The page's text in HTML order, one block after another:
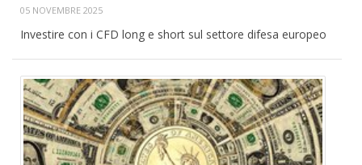
05 NOVEMBRE 2025
Investire con i CFD long e short sul settore difesa europeo